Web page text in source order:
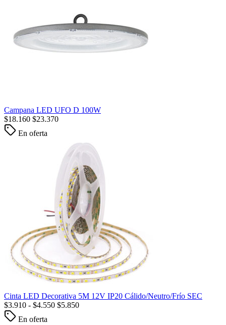
Campana LED UFO D 100W
$18.160 $23.370
En oferta
Cinta LED Decorativa 5M 12V IP20 Cálido/Neutro/Frío SEC
$3.910 - $4.550 $5.850
En oferta